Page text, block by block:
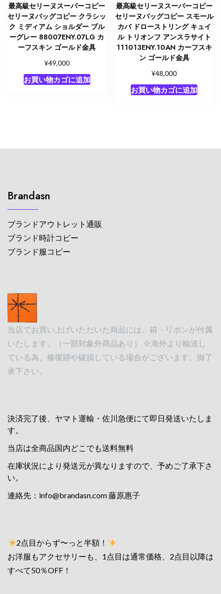
最高級セリーヌスーパーコピー
セリーヌバッグコピー クラシッ
ク ミディアム ショルダー ブル
ーグレー 88007ENY.07LG カ
ーフスキン ゴールド金具
¥49,000
お買い物カゴに追加
最高級セリーヌスーパーコピー
セリーヌバッグコピー スモール
カバ ドローストリング キュイ
ル トリオンフ アンスラサイト
111013ENY.10AN カーフスキ
ン ゴールド金具
¥48,000
お買い物カゴに追加
Brandasn
ブランドアウトレット通販
ブランド時計コピー
ブランド服コピー
当店でお買い上げいただいた商品には、箱・リボンが付属
いたします。（一部対象外商品あり） ※海外より輸送し
ている為、修復跡や破損している場合がございます。御了
承下さい。
決済完了後、ヤマト運輸・佐川急便にて即日発送いたしま
す。
当店は全商品国内どこでも送料無料
在庫状況により発送元が異なりますので、予めご了承下さ
い。
連絡先： info@brandasn.com藤原惠子
2点目からず〜っと半額！
お洋服もアクセサリーも、1点目は通常価格、2点目以降は
すべて50％OFF！